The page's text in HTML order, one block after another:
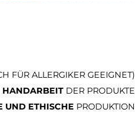
FÜR ALLERGIKER GEEIGNET)
HANDARBEIT DER PRODUKTE
UND ETHISCHE PRODUKTION